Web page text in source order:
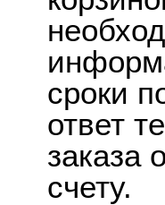
сроки
ответ
заказа
счету.